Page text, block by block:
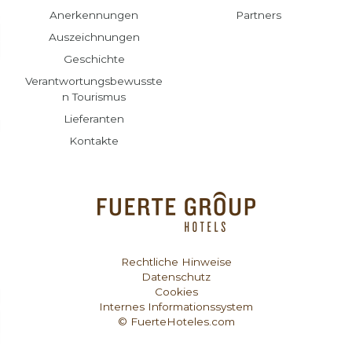
Anerkennungen
Auszeichnungen
Geschichte
Verantwortungsbewusste
n Tourismus
Lieferanten
Kontakte
Partners
Rechtliche Hinweise
Datenschutz
Cookies
Internes Informationssystem
© FuerteHoteles.com